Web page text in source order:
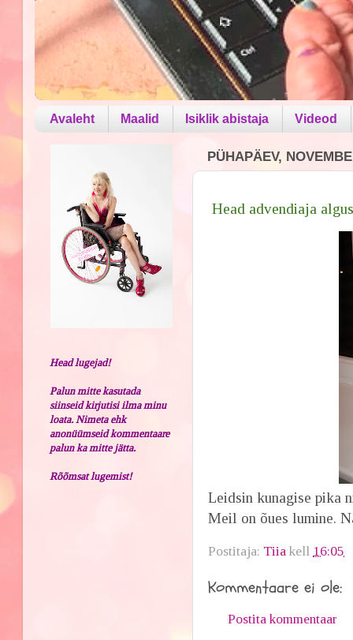
Avaleht Maalid Isiklik abistaja Videod
PÜHAPÄEV,
Head advendiaja
Leidsin kunagise pika
Meil on õues lumine.
Postitaja: Tiia kell 16:05
Kommentaare ei ole:
Postita kommentaar
Head lugejad!
Palun mitte kasutada
siinseid kirjutisi ilma minu
loata. Nimeta ehk
anonüümseid kommentaare
palun ka mitte jätta.
Rõõmsat lugemist!